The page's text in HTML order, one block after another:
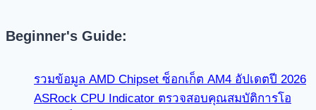
Beginner's Guide:
รวมข้อมูล AMD Chipset ซ็อกเก็ต AM4 อัปเดตปี 2026
ASRock CPU Indicator ตรวจสอบคุณสมบัติการโอ